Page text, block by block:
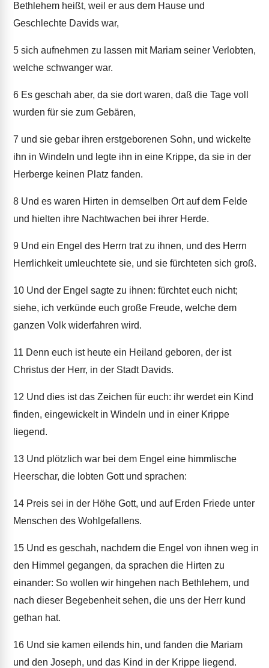
Bethlehem heißt, weil er aus dem Hause und
Geschlechte Davids war,
5 sich aufnehmen zu lassen mit Mariam seiner Verlobten,
welche schwanger war.
6 Es geschah aber, da sie dort waren, daß die Tage voll
wurden für sie zum Gebären,
7 und sie gebar ihren erstgeborenen Sohn, und wickelte
ihn in Windeln und legte ihn in eine Krippe, da sie in der
Herberge keinen Platz fanden.
8 Und es waren Hirten in demselben Ort auf dem Felde
und hielten ihre Nachtwachen bei ihrer Herde.
9 Und ein Engel des Herrn trat zu ihnen, und des Herrn
Herrlichkeit umleuchtete sie, und sie fürchteten sich groß.
10 Und der Engel sagte zu ihnen: fürchtet euch nicht;
siehe, ich verkünde euch große Freude, welche dem
ganzen Volk widerfahren wird.
11 Denn euch ist heute ein Heiland geboren, der ist
Christus der Herr, in der Stadt Davids.
12 Und dies ist das Zeichen für euch: ihr werdet ein Kind
finden, eingewickelt in Windeln und in einer Krippe
liegend.
13 Und plötzlich war bei dem Engel eine himmlische
Heerschar, die lobten Gott und sprachen:
14 Preis sei in der Höhe Gott, und auf Erden Friede unter
Menschen des Wohlgefallens.
15 Und es geschah, nachdem die Engel von ihnen weg in
den Himmel gegangen, da sprachen die Hirten zu
einander: So wollen wir hingehen nach Bethlehem, und
nach dieser Begebenheit sehen, die uns der Herr kund
gethan hat.
16 Und sie kamen eilends hin, und fanden die Mariam
und den Joseph, und das Kind in der Krippe liegend.